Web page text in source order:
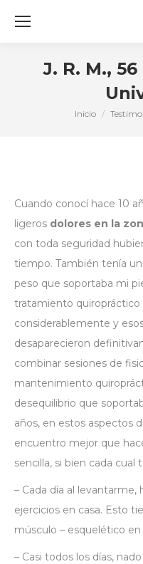
J. R. M.,
Estás aquí:
Inicio
Cuando conocí hace 10
ligeros dolores en la
con toda seguridad
tiempo. También tenía
peso que soportaba mi
tratamiento quiropráctico
considerablemente y
desaparecieron
combinar sesiones de
mantenimiento
desequilibrio que
años, en estos aspectos
encuentro mejor que
sencilla, si bien cada cual
– Cada día al
ejercicios en casa. Esto
músculo – esquelético
– Casi todos los días,